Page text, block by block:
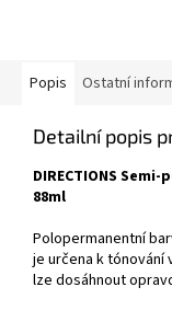
Popis Ostatní
Detailní popis
DIRECTIONS
88ml
Polopermanentní
je určena k tónování
lze dosáhnout